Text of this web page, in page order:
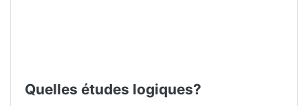
Quelles études logiques?